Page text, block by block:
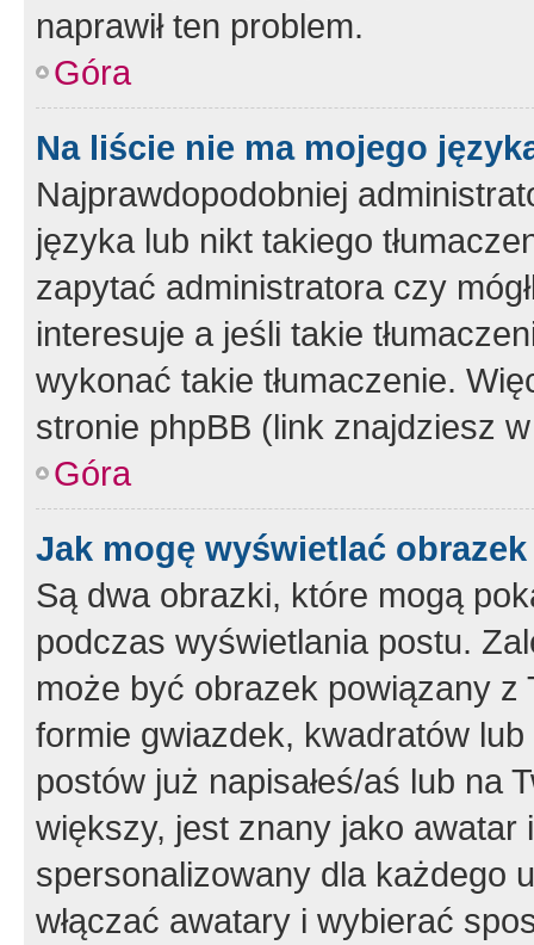
naprawił ten problem.
Góra
Na liście nie ma mojego
Najprawdopodobniej
języka lub nikt takiego
zapytać administratora czy
interesuje a jeśli takie
wykonać takie tłumaczenie.
stronie phpBB (link znajdziesz
Góra
Jak mogę wyświetlać
Są dwa obrazki, które mogą
podczas wyświetlania postu.
może być obrazek powiązany z
formie gwiazdek, kwadratów
postów już napisałeś/aś lub na
większy, jest znany jako
spersonalizowany dla każdego
włączać awatary i wybierać